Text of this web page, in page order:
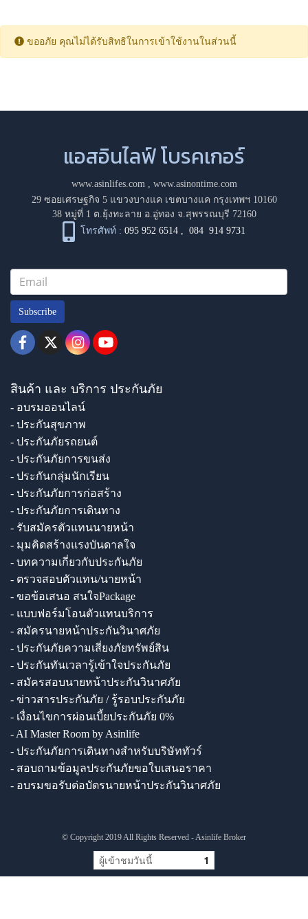
ขออภัย คุณไม่ได้รับสิทธิในการเข้าใช้งานในส่วนนี้
แอสอินไลฟ์ โบรคเกอร์
www.asinlifes.com, www.asinontime.com
29 ซอยเศรษฐกิจ 5 แขวงบางแค เขตบางแค กรุงเทพฯ 10160
38 หมู่ที่ 1 ต.ยุ้งทะลาย อ.อู่ทอง จ.สุพรรณบุรี 72160
โทรศัพท์ : 095 952 6514 ,084 914 9731
Subscribe
สินค้า และ บริการ ประกันภัย
- อบรมออนไลน์
- ประกันสุขภาพ
- ประกันภัยรถยนต์
- ประกันภัยการขนส่ง
- ประกันกลุ่มนักเรียน
- ประกันภัยการก่อสร้าง
- ประกันภัยการเดินทาง
- รับสมัครตัวแทนนายหน้า
- มุมคิดสร้างแรงบันดาลใจ
- บทความเกี่ยวกับประกันภัย
- ตรวจสอบตัวแทน/นายหน้า
- ขอข้อเสนอ สนใจPackage
- แบบฟอร์มโอนตัวแทนบริการ
- สมัครนายหน้าประกันวินาศภัย
- ประกันภัยความเสี่ยงภัยทรัพย์สิน
- ประกันทันเวลารู้เข้าใจประกันภัย
- สมัครสอบนายหน้าประกันวินาศภัย
- ข่าวสารประกันภัย / รู้รอบประกันภัย
- เงื่อนไขการผ่อนเบี้ยประกันภัย 0%
- AI Master Room by Asinlife
- ประกันภัยการเดินทางสำหรับบริษัททัวร์
- สอบถามข้อมูลประกันภัยขอใบเสนอราคา
- อบรมขอรับต่อบัตรนายหน้าประกันวินาศภัย
© Copyright 2019 All Rights Reserved - Asinlife Broker
ผู้เข้าชมวันนี้ 1